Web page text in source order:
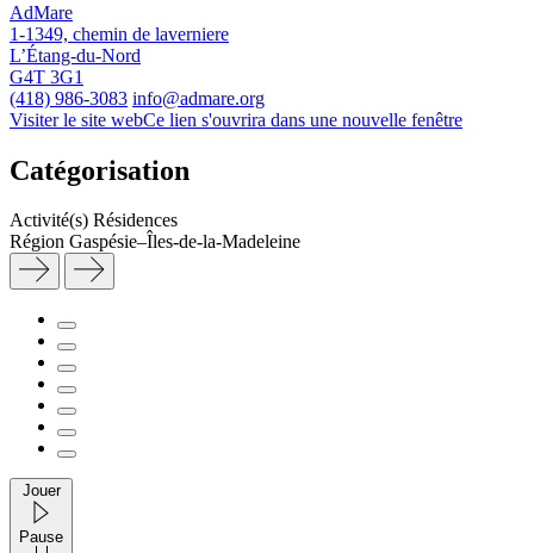
AdMare
1-1349, chemin de laverniere
L’Étang-du-Nord
G4T 3G1
(418) 986-3083 info@admare.org
Visiter le site webCe lien s'ouvrira dans une nouvelle fenêtre
Catégorisation
Activité(s) Résidences
Région Gaspésie–Îles-de-la-Madeleine
Jouer
Pause